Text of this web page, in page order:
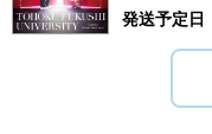
発送予定日